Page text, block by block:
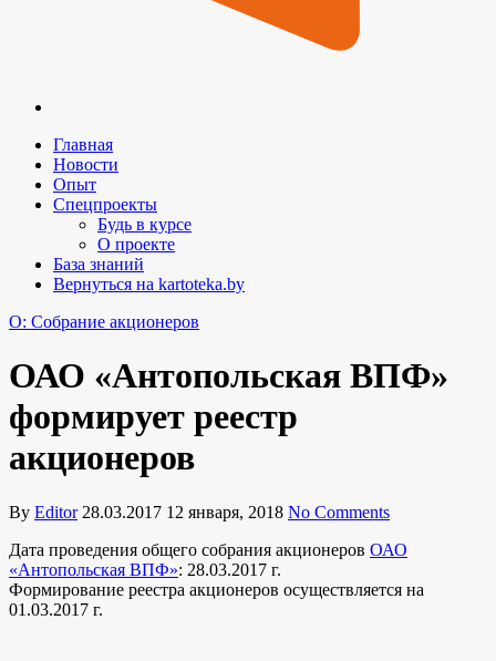
Главная
Новости
Опыт
Спецпроекты
Будь в курсе
О проекте
База знаний
Вернуться на kartoteka.by
O: Собрание акционеров
ОАО «Антопольская ВПФ»
формирует реестр
акционеров
By Editor 28.03.2017 12 января, 2018 No Comments
Дата проведения общего собрания акционеров ОАО
«Антопольская ВПФ»: 28.03.2017 г.
Формирование реестра акционеров осуществляется на
01.03.2017 г.